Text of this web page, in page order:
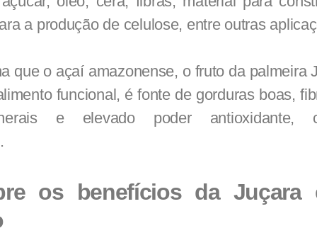
a produção de celulose, entre outras
que o açaí amazonense, o fruto da palmeira
funcional, é fonte de gorduras boas,
e elevado poder antioxidante,
os benefícios da Juçara